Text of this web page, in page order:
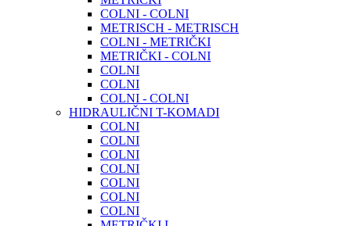
COLNI - COLNI
METRISCH - METRISCH
COLNI - METRIČKI
METRIČKI - COLNI
COLNI
COLNI
COLNI - COLNI
HIDRAULIČNI T-KOMADI
COLNI
COLNI
COLNI
COLNI
COLNI
COLNI
COLNI